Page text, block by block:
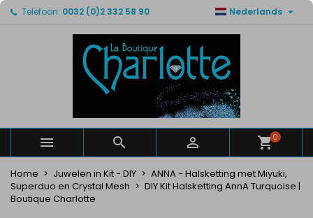
Telefoon: 0032 (0)2 332 58 90 Nederlands 
   0
Home Juwelen in Kit - DIY
ANNA - Halsketting met Miyuki,
Superduo en Crystal Mesh
DIY Kit Halsketting AnnA Turquoise |
Boutique Charlotte
Mijn verlanglijsten ×
Maak een lijst
Maak een verlanglijst ×
Verlanglijst naam
Annuleren Maak een verlanglijst
Inloggen ×
U moet ingelogd zijn om producten in uw verlanglijst
Annuleren Inloggen